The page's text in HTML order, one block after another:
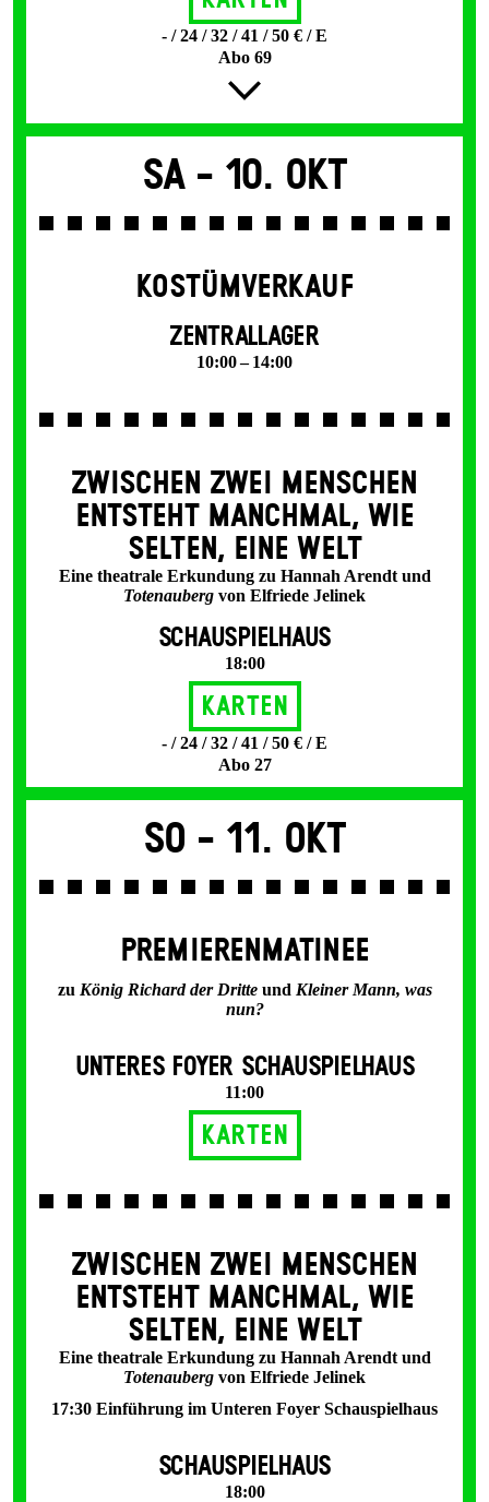
- / 24 / 32 / 41 / 50 € / E
Abo 69
Sa - 10. Okt
KOSTÜMVERKAUF
ZENTRALLAGER
10:00 – 14:00
ZWISCHEN ZWEI MENSCHEN
ENT­STEHT MANCH­MAL, WIE
SELTEN, EINE WELT
Eine theatrale Erkundung zu Hannah Arendt und
Totenauberg von Elfriede Jelinek
SCHAUSPIELHAUS
18:00
Karten
- / 24 / 32 / 41 / 50 € / E
Abo 27
So - 11. Okt
PREMIERENMATINEE
zu König Richard der Dritte und Kleiner Mann, was
nun?
UNTERES FOYER SCHAUSPIELHAUS
11:00
Karten
ZWISCHEN ZWEI MENSCHEN
ENT­STEHT MANCH­MAL, WIE
SELTEN, EINE WELT
Eine theatrale Erkundung zu Hannah Arendt und
Totenauberg von Elfriede Jelinek
17:30 Einführung im Unteren Foyer Schauspielhaus
SCHAUSPIELHAUS
18:00